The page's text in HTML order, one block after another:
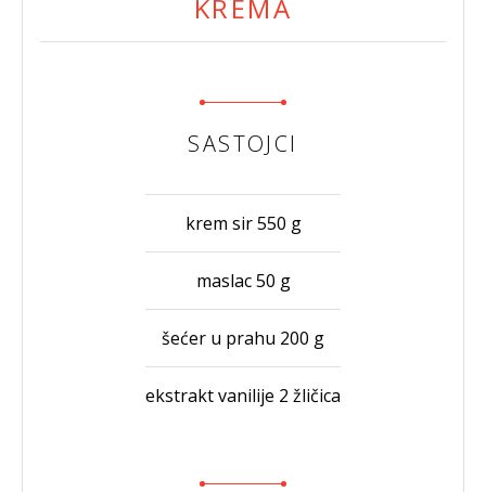
KREMA
SASTOJCI
krem sir 550 g
maslac 50 g
šećer u prahu 200 g
ekstrakt vanilije 2 žličica